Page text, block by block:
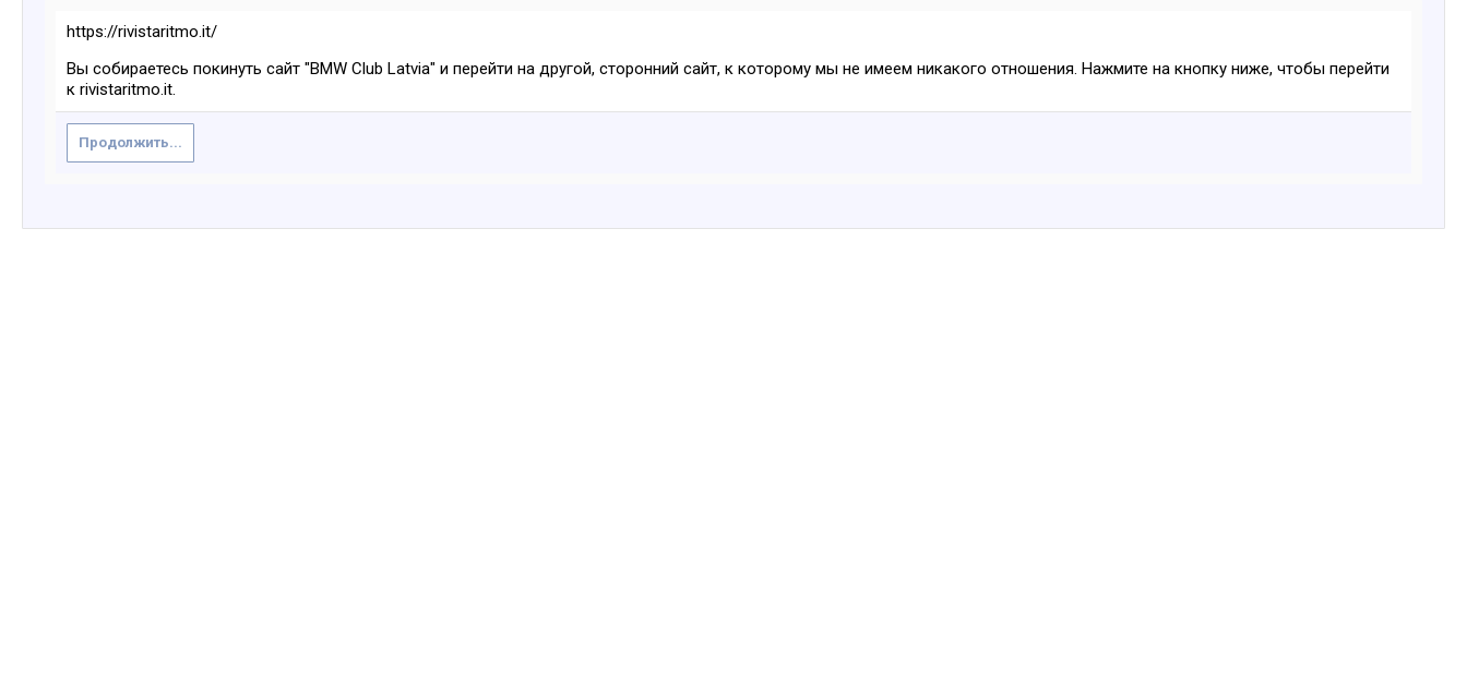
https://rivistaritmo.it/
Вы собираетесь покинуть сайт "BMW Club Latvia" и перейти на другой, сторонний сайт, к которому мы не имеем никакого отношения. Нажмите на кнопку ниже, чтобы перейти
к rivistaritmo.it.
Продолжить...